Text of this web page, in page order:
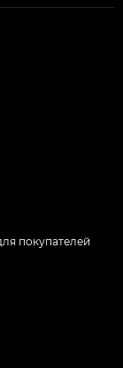
покупателей